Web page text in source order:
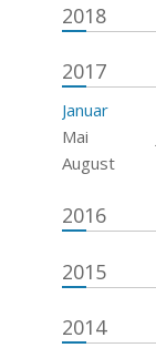
2018
2017
Januar
Mai
August
2016
2015
2014